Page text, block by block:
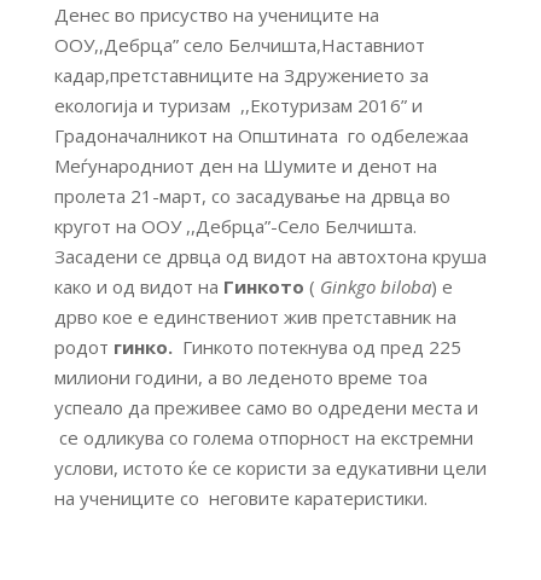
Денес во присуство на учениците на
ООУ,,Дебрца” село Белчишта,Наставниот
кадар,претставниците на Здружението за
екологија и туризам ,,Екотуризам 2016” и
Градоначалникот на Општината го одбележаа
Меѓународниот ден на Шумите и денот на
пролета 21-март, со засадување на дрвца во
кругот на ООУ ,,Дебрца”-Село Белчишта.
Засадени се дрвца од видот на автохтона круша
како и од видот на Гинкото ( Ginkgo biloba) е
дрво кое е единствениот жив претставник на
родот гинко.Гинкото потекнува од пред 225
милиони години, а во леденото време тоа
успеало да преживее само во одредени места и
се одликува со голема отпорност на екстремни
услови, истото ќе се користи за едукативни цели
на учениците со неговите каратеристики.